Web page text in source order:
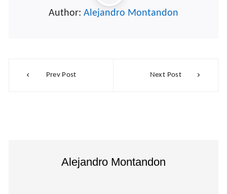
Author: Alejandro Montandon
Prev Post Next Post
Alejandro Montandon